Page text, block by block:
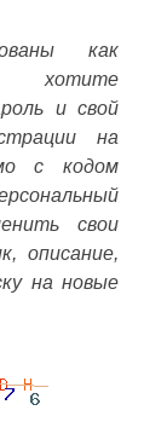
как
и свой
на
с кодом
свои
описание,
на новые